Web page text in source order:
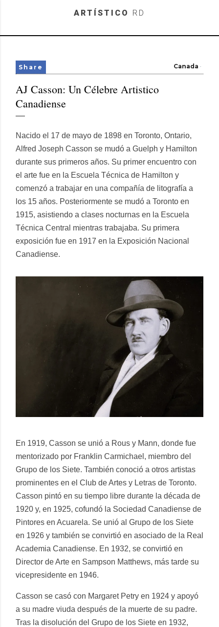
Skip to main content
ARTÍSTICO RD
Canada
Share
AJ Casson: Un Célebre Artistico
Canadiense
Nacido el 17 de mayo de 1898 en Toronto, Ontario,
Alfred Joseph Casson se mudó a Guelph y Hamilton
durante sus primeros años. Su primer encuentro con
el arte fue en la Escuela Técnica de Hamilton y
comenzó a trabajar en una compañía de litografía a
los 15 años. Posteriormente se mudó a Toronto en
1915, asistiendo a clases nocturnas en la Escuela
Técnica Central mientras trabajaba. Su primera
exposición fue en 1917 en la Exposición Nacional
Canadiense.
En 1919, Casson se unió a Rous y Mann, donde fue
mentorizado por Franklin Carmichael, miembro del
Grupo de los Siete. También conoció a otros artistas
prominentes en el Club de Artes y Letras de Toronto.
Casson pintó en su tiempo libre durante la década de
1920 y, en 1925, cofundó la Sociedad Canadiense de
Pintores en Acuarela. Se unió al Grupo de los Siete
en 1926 y también se convirtió en asociado de la Real
Academia Canadiense. En 1932, se convirtió en
Director de Arte en Sampson Matthews, más tarde su
vicepresidente en 1946.
Casson se casó con Margaret Petry en 1924 y apoyó
a su madre viuda después de la muerte de su padre.
Tras la disolución del Grupo de los Siete en 1932,